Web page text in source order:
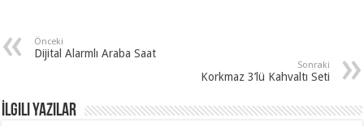
Önceki
Dijital Alarmlı Araba Saat
Sonraki
Korkmaz 3’lü Kahvaltı Seti
İlgili Yazılar